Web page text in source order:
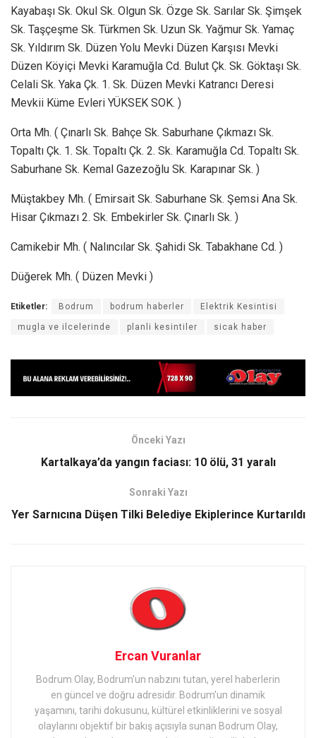
Kayabaşı Sk. Okul Sk. Olgun Sk. Özge Sk. Sarılar Sk. Şimşek
Sk. Taşçeşme Sk. Türkmen Sk. Uzun Sk. Yağmur Sk. Yamaç
Sk. Yıldırım Sk. Düzen Yolu Mevki Düzen Karşısı Mevki
Düzen Köyiçi Mevki Karamuğla Cd. Bulut Çk. Sk. Göktaşı Sk.
Celali Sk. Yaka Çk. 1. Sk. Düzen Mevki Katrancı Deresi
Mevkii Küme Evleri YÜKSEK SOK. )
Orta Mh. ( Çınarlı Sk. Bahçe Sk. Saburhane Çıkmazı Sk.
Topaltı Çk. 1. Sk. Topaltı Çk. 2. Sk. Karamuğla Cd. Topaltı Sk.
Saburhane Sk. Kemal Gazezoğlu Sk. Karapınar Sk. )
Müştakbey Mh. ( Emirsait Sk. Saburhane Sk. Şemsi Ana Sk.
Hisar Çıkmazı 2. Sk. Embekirler Sk. Çınarlı Sk. )
Camikebir Mh. ( Nalıncılar Sk. Şahidi Sk. Tabakhane Cd. )
Düğerek Mh. ( Düzen Mevki )
Etiketler: Bodrum bodrum haberler Elektrik Kesintisi
mugla ve ilcelerinde planli kesintiler sicak haber
Önceki Yazı
Kartalkaya’da yangın faciası: 10 ölü, 31 yaralı
Sonraki Yazı
Yer Sarnıcına Düşen Tilki Belediye Ekiplerince Kurtarıldı
Ercan Vuranlar
Bodrum Olay, Bodrum'un nabzını tutan, yerel haberlerin
en güncel ve doğru adresidir. Bodrum'un dinamik
yaşamını, tarihi dokusunu, kültürel etkinliklerini ve sosyal
olaylarını objektif bir bakış açısıyla sunan Bodrum Olay,